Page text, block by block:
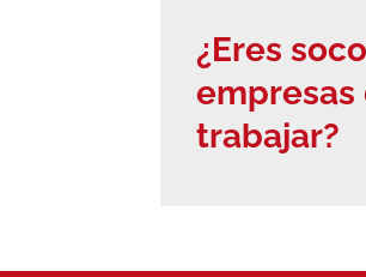
¿Eres
empresas
trabajar?